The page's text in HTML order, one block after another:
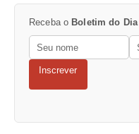
Receba o Boletim do Dia
Inscrever